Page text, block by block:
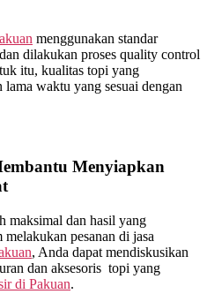
menggunakan standar
dilakukan proses quality control
itu, kualitas topi yang
waktu yang sesuai dengan
Menyiapkan
maksimal dan hasil yang
pesanan di jasa
, Anda dapat mendiskusikan
dan aksesoris topi yang
di Pakuan.